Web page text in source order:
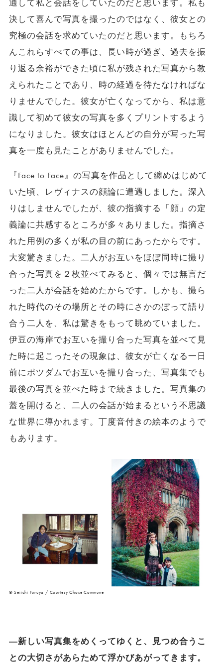
通して私と会話をしていたのだと思います。私も
決して喜んで写真を撮ったのではなく、彼女との
究極の会話を求めていたのだと思います。もちろ
んこれらすべての事は、長い時が過ぎ、過去を振
り返る余裕ができた頃に私が残された写真から教
えられたことであり、時の経過を待たなければな
りませんでした。彼女が亡くなってから、私は意
識して初めて彼女の写真を多くプリントするよう
になりました。彼女はほとんどの自分が写った写
真を一度も見たことがありませんでした。
『Face to Face』の写真を作品として纏めはじめて
いた頃、レヴィナスの顔論に遭遇しました。深入
りはしませんでしたが、彼の指摘する「顔」の定
義論に共感するところが多々ありました。指摘さ
れた用例の多くが私の目の前にあったからです。
大変驚きました。二人がお互いをほぼ同時に撮り
合った写真を２枚並べてみると、個々では無言だ
った二人が会話を始めたからです。しかも、撮ら
れた時代のその場所とその時にさかのぼって語り
合う二人を、私は驚きをもって眺めていました。
伊豆の海岸でお互いを撮り合った写真を並べて見
た時に起こったその現象は、彼女が亡くなる一日
前にポツダムでお互いを撮り合った、写真集でも
最後の写真を並べた時まで続きました。写真集の
蓋を開けると、二人の会話が始まるという不思議
な世界に導かれます。丁度音付きの絵本のようで
もあります。
© Seiichi Furuya / Courtesy Chose Commune
―新しい写真集をめくってゆくと、見つめ合うこ
との大切さがあらためて浮かびあがってきます。